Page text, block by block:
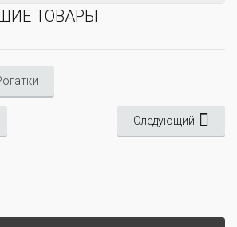
ТОВАРЫ
Следующий